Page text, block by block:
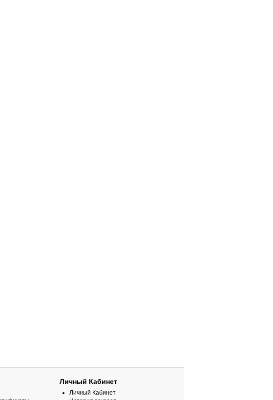
Личный Кабинет
Личный Кабинет